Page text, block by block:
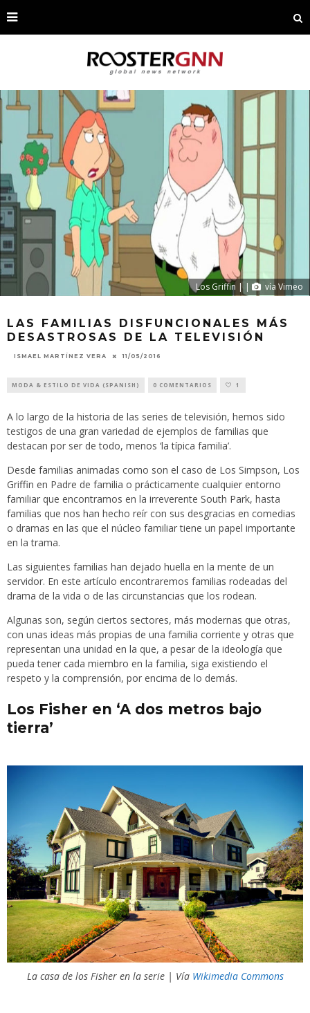
Los Griffin | | vía Vimeo
LAS FAMILIAS DISFUNCIONALES MÁS
DESASTROSAS DE LA TELEVISIÓN
ISMAEL MARTÍNEZ VERA 11/05/2016
MODA & ESTILO DE VIDA (SPANISH) 0 COMENTARIOS 1
A lo largo de la historia de las series de televisión, hemos sido
testigos de una gran variedad de ejemplos de familias que
destacan por ser de todo, menos ‘la típica familia’.
Desde familias animadas como son el caso de Los Simpson, Los
Griffin en Padre de familia o prácticamente cualquier entorno
familiar que encontramos en la irreverente South Park, hasta
familias que nos han hecho reír con sus desgracias en comedias
o dramas en las que el núcleo familiar tiene un papel importante
en la trama.
Las siguientes familias han dejado huella en la mente de un
servidor. En este artículo encontraremos familias rodeadas del
drama de la vida o de las circunstancias que los rodean.
Algunas son, según ciertos sectores, más modernas que otras,
con unas ideas más propias de una familia corriente y otras que
representan una unidad en la que, a pesar de la ideología que
pueda tener cada miembro en la familia, siga existiendo el
respeto y la comprensión, por encima de lo demás.
Los Fisher en ‘A dos metros bajo
tierra’
La casa de los Fisher en la serie | Vía Wikimedia Commons